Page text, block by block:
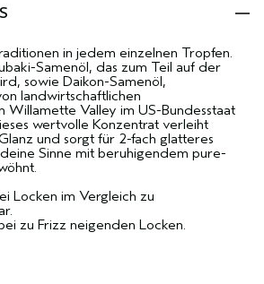
in jedem einzelnen Tropfen.
Samenöl, das zum Teil auf der
sowie Daikon-Samenöl,
landwirtschaftlichen
Willamette Valley im US-Bundesstaat
wertvolle Konzentrat verleiht
und sorgt für 2-fach glatteres
Sinne mit beruhigendem pure-
Locken im Vergleich zu
zu Frizz neigenden Locken.